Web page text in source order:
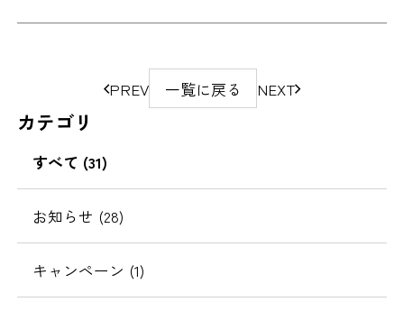
ジ
動
PREV 一覧に戻る NEXT
カテゴリ
すべて (31)
お知らせ (28)
キャンペーン (1)